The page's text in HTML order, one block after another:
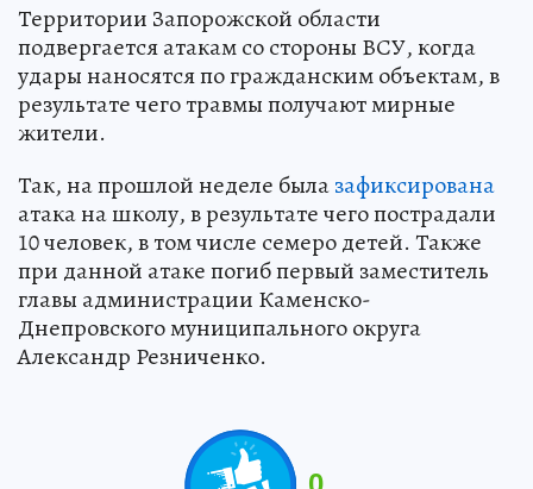
Территории Запорожской области
подвергается атакам со стороны ВСУ, когда
удары наносятся по гражданским объектам, в
результате чего травмы получают мирные
жители.
Так, на прошлой неделе былазафиксирована
атака на школу, в результате чего пострадали
10 человек, в том числе семеро детей. Также
при данной атаке погиб первый заместитель
главы администрации Каменско-
Днепровского муниципального округа
Александр Резниченко.